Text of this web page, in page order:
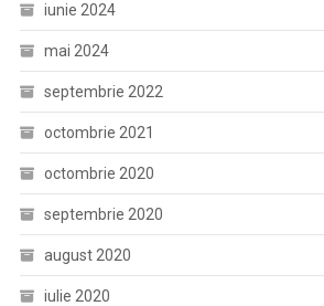
iunie 2024
mai 2024
septembrie 2022
octombrie 2021
octombrie 2020
septembrie 2020
august 2020
iulie 2020